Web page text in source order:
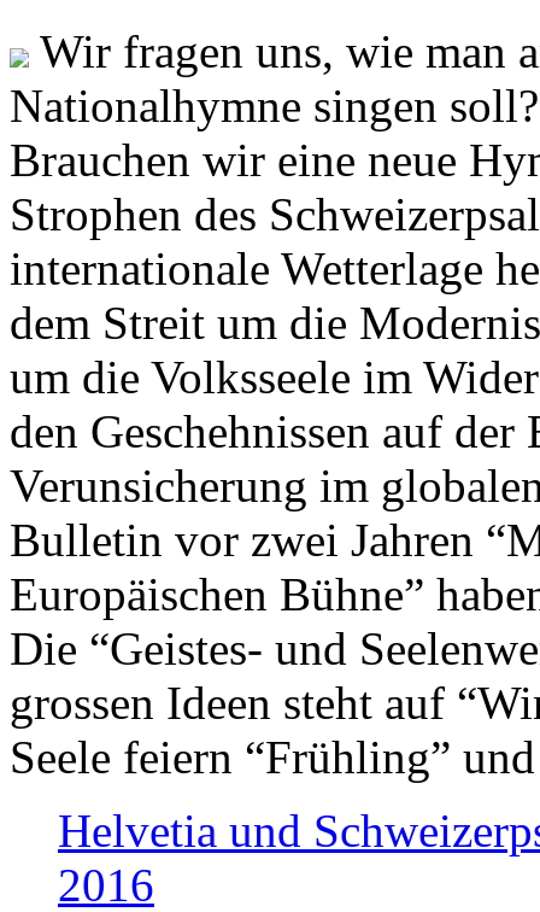
Wir fragen uns, wie man
Nationalhymne singen
Brauchen wir eine neue
Strophen des
internationale Wetterlage
dem Streit um die
um die Volksseele im
den Geschehnissen auf
Verunsicherung im
Bulletin vor zwei Jahren
Europäischen Bühne”
Die “Geistes- und
grossen Ideen steht auf
Seele feiern “Frühling”
Helvetia und
2016